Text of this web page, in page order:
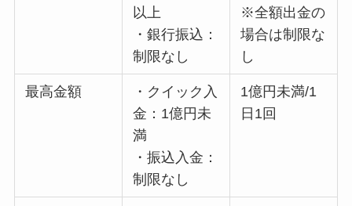
以上
・銀行振込：
制限なし
※全額出金の
場合は制限な
し
最高金額
・クイック入
金：1億円未
満
・振込入金：
制限なし
1億円未満/1
日1回